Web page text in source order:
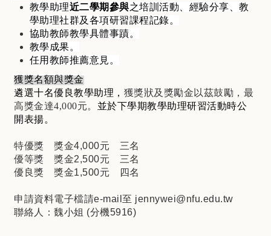
教學助理近二學期參與之培訓活動、經驗分享、教
學助理社群及各項研習課程記錄。
協助教師教學具體事蹟。
教學成果。
任用教師推薦意見。
獲獎名額與獎金
遴選十名優良教學助理， 獲獎狀及獎勵金以茲鼓勵，最
高獎金達4,000元。 並於下學期教學助理研習活動時公
開表揚。
特優獎 獎金4,000元 三名
優等獎 獎金2,500元 三名
優良獎 獎金1,500元 四名
申請資料電子檔請e-mail至 jennywei@nfu.edu.tw
聯絡人：魏小姐 (分機5916)